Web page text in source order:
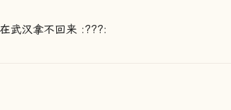
武汉拿不回来 :???: